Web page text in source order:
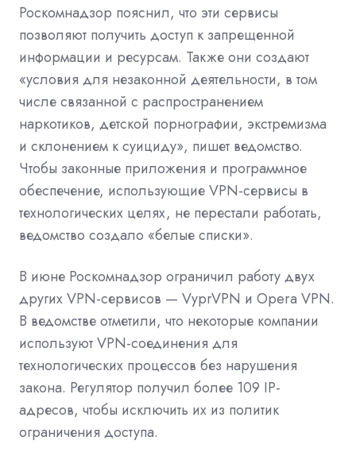
Роскомнадзор пояснил, что эти сервисы
позволяют получить доступ к запрещенной
информации и ресурсам. Также они создают
«условия для незаконной деятельности, в том
числе связанной с распространением
наркотиков, детской порнографии, экстремизма
и склонением к суициду», пишет ведомство.
Чтобы законные приложения и программное
обеспечение, использующие VPN-сервисы в
технологических целях, не перестали работать,
ведомство создало «белые списки».
В июне Роскомнадзор ограничил работу двух
других VPN-сервисов — VyprVPN и Opera VPN.
В ведомстве отметили, что некоторые компании
используют VPN-соединения для
технологических процессов без нарушения
закона. Регулятор получил более 109 IP-
адресов, чтобы исключить их из политик
ограничения доступа.